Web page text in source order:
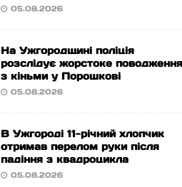
05.08.2026
На Ужгородщині поліція
розслідує жорстоке
з кіньми у Порошкові
05.08.2026
В Ужгороді 11-річний хлопчик
отримав перелом руки після
падіння з квадроцикла
05.08.2026